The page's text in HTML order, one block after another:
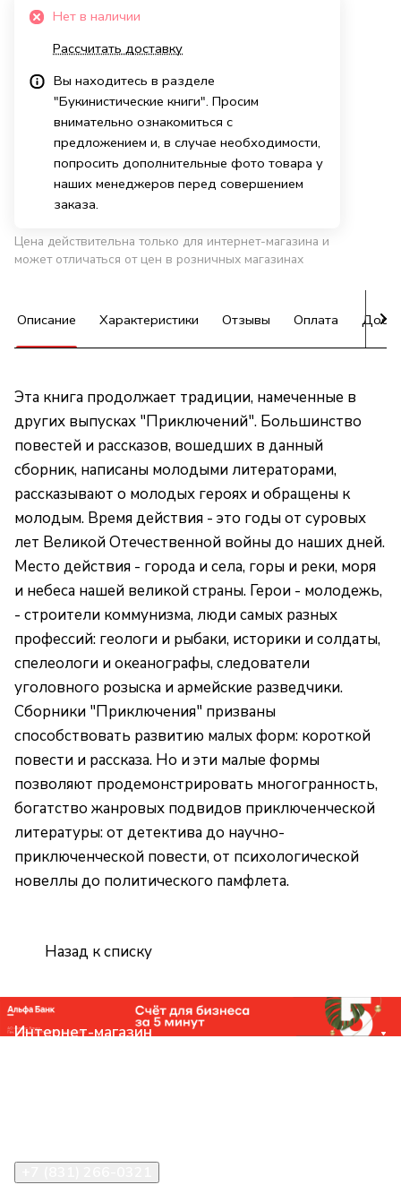
Нет в наличии
Рассчитать доставку
Вы находитесь в разделе
"Букинистические книги". Просим
внимательно ознакомиться с
предложением и, в случае необходимости,
попросить дополнительные фото товара у
наших менеджеров перед совершением
заказа.
Цена действительна только для интернет-магазина и
может отличаться от цен в розничных магазинах
Описание Характеристики Отзывы Оплата
Эта книга продолжает традиции, намеченные в
других выпусках "Приключений". Большинство
повестей и рассказов, вошедших в данный
сборник, написаны молодыми литераторами,
рассказывают о молодых героях и обращены к
молодым. Время действия - это годы от суровых
лет Великой Отечественной войны до наших дней.
Место действия - города и села, горы и реки, моря
и небеса нашей великой страны. Герои - молодежь,
- строители коммунизма, люди самых разных
профессий: геологи и рыбаки, историки и солдаты,
спелеологи и океанографы, следователи
уголовного розыска и армейские разведчики.
Сборники "Приключения" призваны
способствовать развитию малых форм: короткой
повести и рассказа. Но и эти малые формы
позволяют продемонстрировать многогранность,
богатство жанровых подвидов приключенческой
литературы: от детектива до научно-
приключенческой повести, от психологической
новеллы до политического памфлета.
Назад к списку
Интернет-магазин